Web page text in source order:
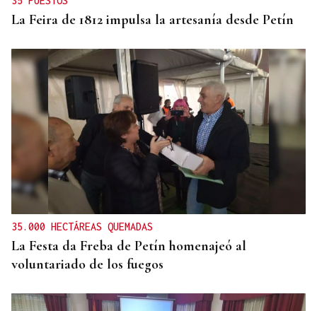
La Feira de 1812 impulsa la artesanía desde Petín
35.000 HECTÁREAS QUEMADAS
La Festa da Freba de Petín homenajeó al
voluntariado de los fuegos